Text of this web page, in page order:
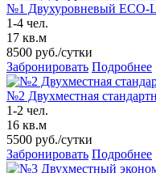
№1 Двухуровневый ECO-
1-4 чел.
17 кв.м
8500 руб./сутки
Забронировать Подробнее
№2 Двухместная
1-2 чел.
16 кв.м
5500 руб./сутки
Забронировать Подробнее